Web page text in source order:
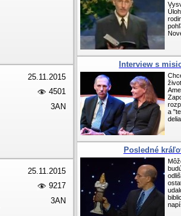
25.11.2015
4501
3AN
25.11.2015
9217
3AN
Interview s
a
Posledné